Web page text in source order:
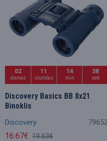
02
dienas
11
stundas
14
min
36
sek
Discovery
Discovery Basics BB 8x21
Binoklis
16.67€ 19.63€